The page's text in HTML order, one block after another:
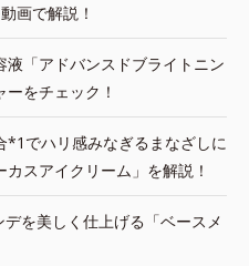
画で解説！
液「アドバンスドブライトニン
をチェック！
*1でハリ感みなぎるまなざしに
スアイクリーム」を解説！
デを美しく仕上げる「ベースメ